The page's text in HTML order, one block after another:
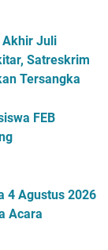
Akhir Juli
Satreskrim
Tersangka
FEB
4 Agustus 2026
Acara